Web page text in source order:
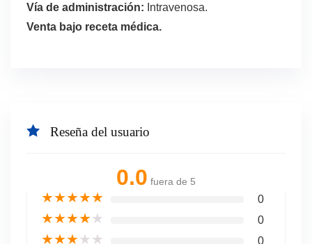
Vía de administración: Intravenosa.
Venta bajo receta médica.
Reseña del usuario
0.0 fuera de 5
★★★★★ 0
★★★★★ 0
★★★★★ 0